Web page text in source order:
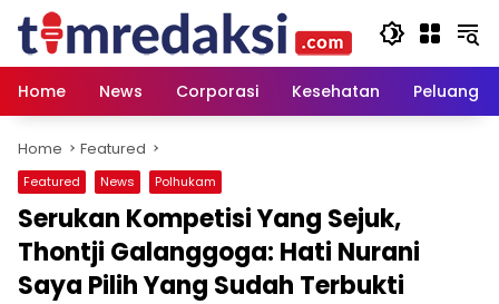
content
Home
News Corporasi Kesehatan Peluang
Home Featured
Featured News Polhukam
Serukan Kompetisi Yang Sejuk,
Thontji Galanggoga: Hati Nurani
Saya Pilih Yang Sudah Terbukti